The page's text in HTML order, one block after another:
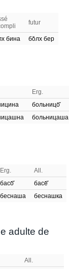
futur
бина бо̌лх бер
Erg.
больницо̄̌
больницаша
Erg.
All.
басо̄̌
басе̄̌
беснаша беснашка
adulte de
All.